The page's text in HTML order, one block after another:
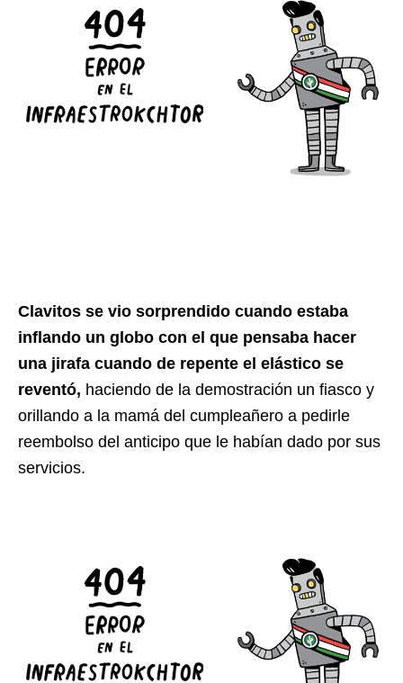
Clavitos se vio sorprendido cuando estaba
inflando un globo con el que pensaba hacer
una jirafa cuando de repente el elástico se
reventó, haciendo de la demostración un fiasco y
orillando a la mamá del cumpleañero a pedirle
reembolso del anticipo que le habían dado por sus
servicios.